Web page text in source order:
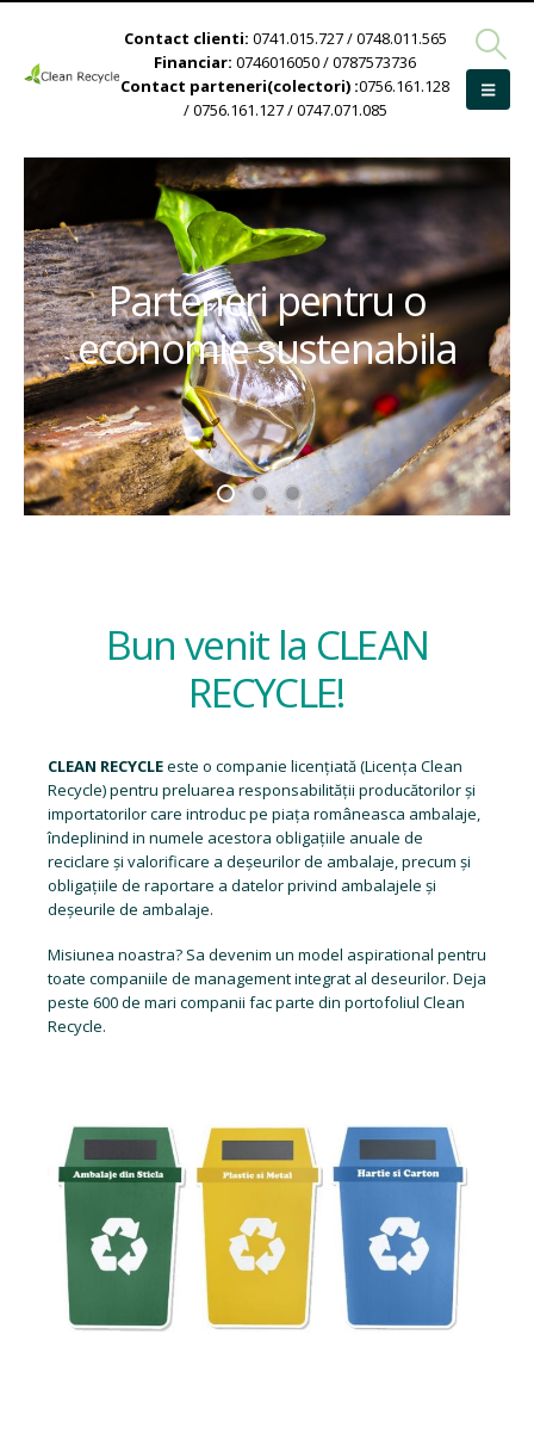
Contact clienti: 0741.015.727 / 0748.011.565
Financiar: 0746016050 / 0787573736
Contact parteneri(colectori) :0756.161.128
/ 0756.161.127 / 0747.071.085
Parteneri pentru o
economie sustenabila
Bun venit la CLEAN
RECYCLE!
CLEAN RECYCLEeste o companie licențiată (Licența Clean
Recycle) pentru preluarea responsabilității producătorilor și
importatorilor care introduc pe piața româneasca ambalaje,
îndeplinind in numele acestora obligațiile anuale de
reciclare și valorificare a deșeurilor de ambalaje, precum și
obligațiile de raportare a datelor privind ambalajele și
deșeurile de ambalaje.
Misiunea noastra? Sa devenim un model aspirational pentru
toate companiile de management integrat al deseurilor. Deja
peste 600 de mari companii fac parte din portofoliul Clean
Recycle.